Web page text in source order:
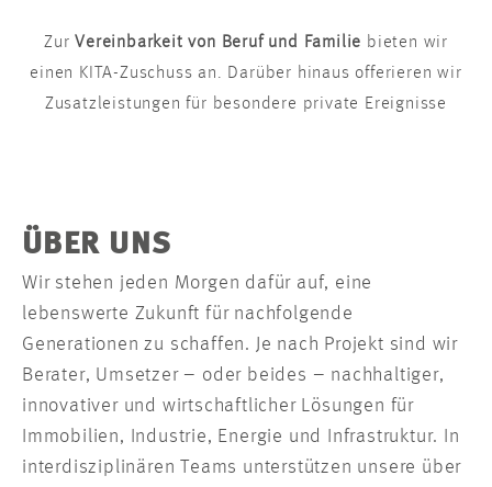
ZurVereinbarkeit von Beruf und Familie bieten wir
einen KITA-Zuschuss an. Darüber hinaus offerieren wir
Zusatzleistungen für besondere private Ereignisse
ÜBER UNS
Wir stehen jeden Morgen dafür auf, eine
lebenswerte Zukunft für nachfolgende
Generationen zu schaffen. Je nach Projekt sind wir
Berater, Umsetzer – oder beides – nachhaltiger,
innovativer und wirtschaftlicher Lösungen für
Immobilien, Industrie, Energie und Infrastruktur. In
interdisziplinären Teams unterstützen unsere über